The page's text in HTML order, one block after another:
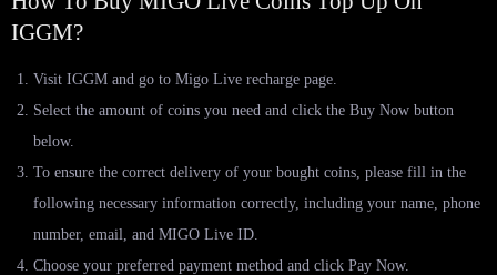
IGGM?
Visit IGGM and go to Migo Live recharge page.
Select the amount of coins you need and click the Buy Now button
below.
To ensure the correct delivery of your bought coins, please fill in the
following necessary information correctly, including your name, phone
number, email, and MIGO Live ID.
Choose your preferred payment method and click Pay Now.